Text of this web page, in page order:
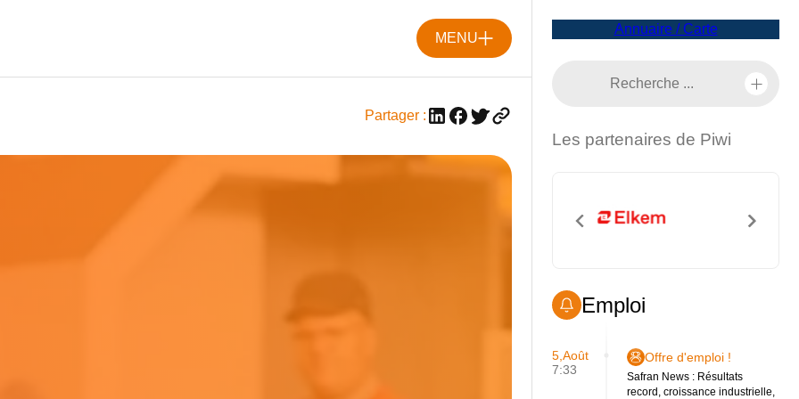
MENU
Partager :
Annuaire / Carte
Les partenaires de Piwi
Emploi
5,Août
7:33
Offre d'emploi !
Safran News : Résultats
record, croissance industrielle,